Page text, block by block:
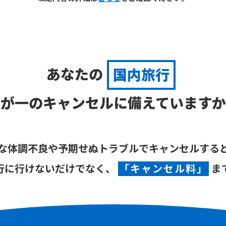
あなたの
国内旅行
一のキャンセルに備えていますか
体調不良や予期せぬトラブルでキャンセルする
に行けないだけでなく、 「キャンセル料」 ま